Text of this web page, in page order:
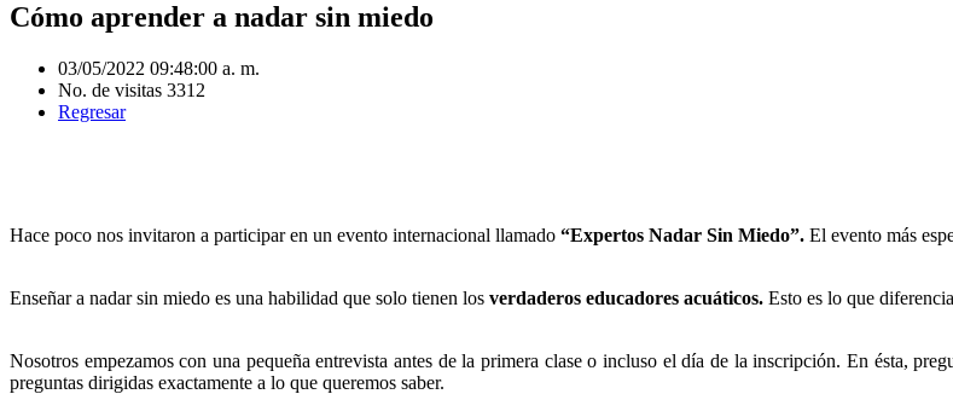
Cómo aprender a nadar sin miedo
03/05/2022 09:48:00 a. m.
No. de visitas 3312
Regresar
Hace poco nos invitaron a participar en un evento internacional llamado “Expertos Nadar Sin Miedo”. El evento más
Enseñar a nadar sin miedo es una habilidad que solo tienen los verdaderos educadores acuáticos. Esto es lo que
Nosotros empezamos con una pequeña entrevista antes de la primera clase o incluso el día de la inscripción. En ésta,
preguntas dirigidas exactamente a lo que queremos saber.